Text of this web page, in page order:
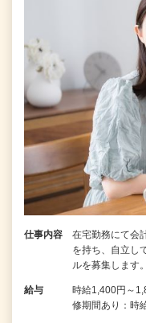
仕事内容
在宅勤務にて会
を持ち、自立し
ルを募集します
給与
時給1,400円～
修期間あり：時